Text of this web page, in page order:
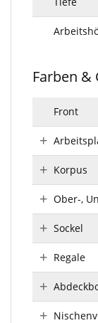
Farben &
Front
Korpus
Ober-,
Sockel
Regale